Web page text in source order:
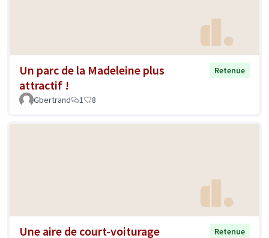
Un parc de la Madeleine plus
attractif !
Retenue
Gbertrand 1 8
Une aire de court-voiturage Retenue